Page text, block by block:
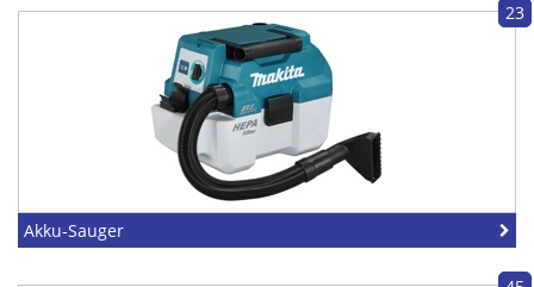
23
Akku-Sauger